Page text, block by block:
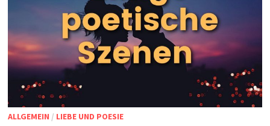
ALLGEMEIN / LIEBE UND POESIE